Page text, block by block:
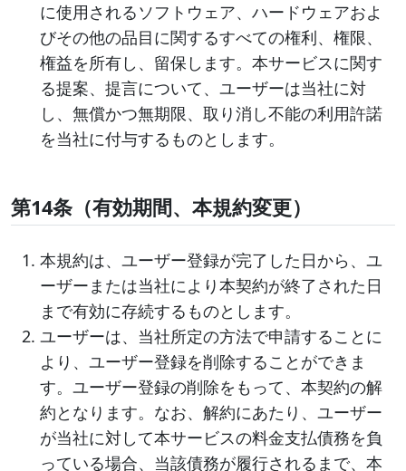
に使用されるソフトウェア、ハードウェアおよ
びその他の品目に関するすべての権利、権限、
権益を所有し、留保します。本サービスに関す
る提案、提言について、ユーザーは当社に対
し、無償かつ無期限、取り消し不能の利用許諾
を当社に付与するものとします。
第14条（有効期間、本規約変更）
本規約は、ユーザー登録が完了した日から、ユ
ーザーまたは当社により本契約が終了された日
まで有効に存続するものとします。
ユーザーは、当社所定の方法で申請することに
より、ユーザー登録を削除することができま
す。ユーザー登録の削除をもって、本契約の解
約となります。なお、解約にあたり、ユーザー
が当社に対して本サービスの料金支払債務を負
っている場合、当該債務が履行されるまで、本